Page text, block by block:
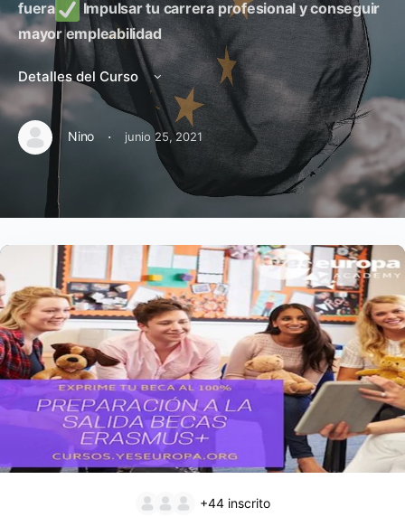
fuera
Impulsar tu carrera profesional y conseguir
mayor empleabilidad
Detalles del Curso
Nino · junio 25, 2021
+44 inscrito